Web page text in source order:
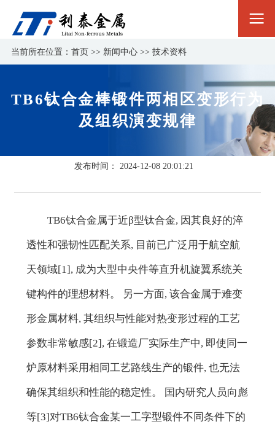
当前所在位置： 首页>> 新闻中心>> 技术资料
TB6钛合金棒锻件两相区变形行为
及组织演变规律
发布时间： 2024-12-08 20:01:21
TB6钛合金属于近β型钛合金, 因其良好的淬
透性和强韧性匹配关系, 目前已广泛用于航空航
天领域[1], 成为大型中央件等直升机旋翼系统关
键构件的理想材料。 另一方面, 该合金属于难变
形金属材料, 其组织与性能对热变形过程的工艺
参数非常敏感[2], 在锻造厂实际生产中, 即使同一
炉原材料采用相同工艺路线生产的锻件, 也无法
确保其组织和性能的稳定性。 国内研究人员向彪
等[3]对TB6钛合金某一工字型锻件不同条件下的